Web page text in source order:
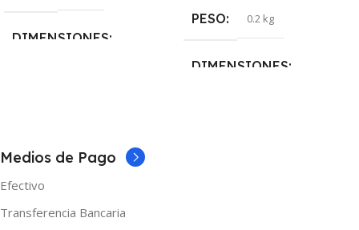
DIMENSIONES
PESO 0.2 kg
DIMENSIONES
Medios de Pago
Efectivo
Transferencia Bancaria